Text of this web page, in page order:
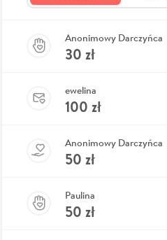
Anonimowy Darczyńca
30 zł
ewelina
100 zł
Anonimowy Darczyńca
50 zł
Paulina
50 zł